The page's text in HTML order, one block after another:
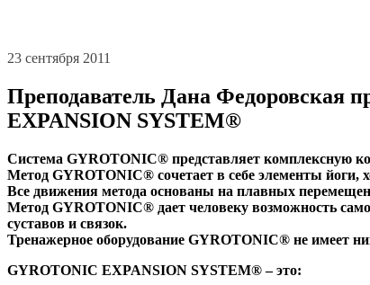
23 сентября 2011
Преподаватель Дана Федоровская
EXPANSION SYSTEM®
Система GYROTONIC® представляет комплексную
Метод GYROTONIC® сочетает в себе элементы йоги,
Все движения метода основаны на плавных
Метод GYROTONIC® дает человеку возможность
суставов и связок.
Тренажерное оборудование GYROTONIC® не имеет
GYROTONIC EXPANSION SYSTEM® – это: